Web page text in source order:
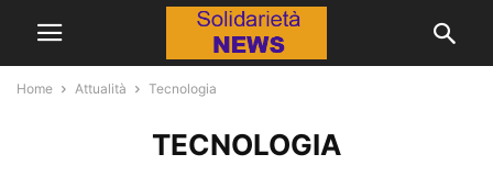
Home Attualità Tecnologia
TECNOLOGIA